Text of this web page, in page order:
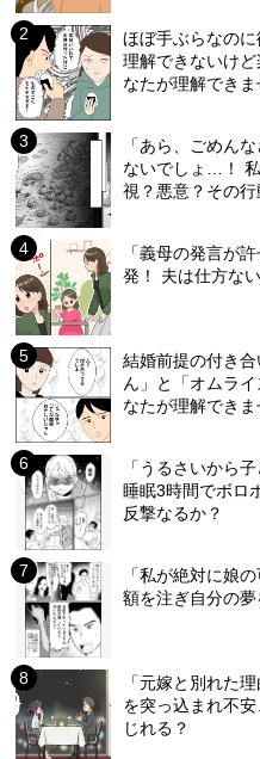
ほぼ手ぶらなの
理解できないけ
なたが理解できま
「あら、ごめん
ないでしょ…！
視？悪意？その
「義母の発言が
発！ 夫は仕方な
結婚前提の付き
ん」と「オムラ
なたが理解できま
「うるさいから
睡眠3時間でボロ
反撃なるか？
「私が絶対に娘
額を注ぎ自分の
「元嫁と別れた
を突っ込まれ不
じれる？